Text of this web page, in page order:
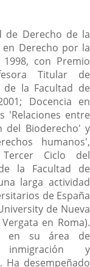
de Derecho de la
en Derecho por la
con Premio
Titular de
de la Facultad de
Docencia en
'Relaciones entre
del Bioderecho' y
humanos',
Ciclo del
la Facultad de
larga actividad
de España
de Nueva
en Roma).
en su área de
inmigración y
desempeñado